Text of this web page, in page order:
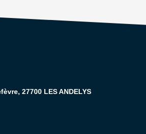
27700 LES ANDELYS